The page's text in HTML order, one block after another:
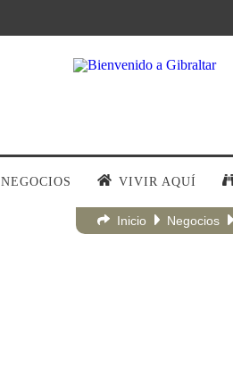
NEGOCIOS VIVIR AQUÍ
Inicio Negocios